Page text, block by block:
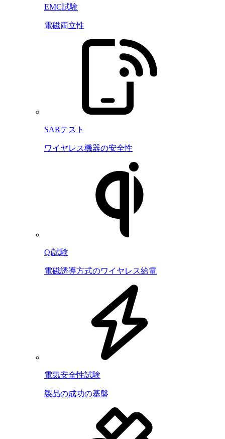
EMC試験
電磁両立性
SARテスト
ワイヤレス機器の安全性
Qi試験
電磁誘導方式のワイヤレス給電
電気安全性試験
製品の成功の基盤